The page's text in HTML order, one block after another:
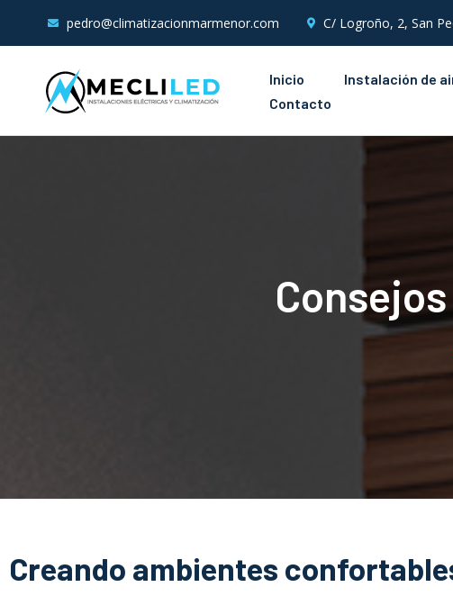
pedro@climatizacionmarmenor.com C/ Logroño, 2, San
Inicio Instalación de
Contacto
Creando ambientes